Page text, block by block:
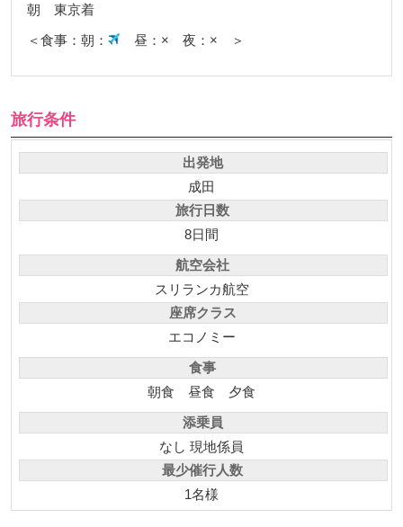
朝 東京着
＜食事：朝：
昼：× 夜：× ＞
旅行条件
出発地
成田
旅行日数
8日間
航空会社
スリランカ航空
座席クラス
エコノミー
食事
朝食 昼食 夕食
添乗員
なし 現地係員
最少催行人数
1名様